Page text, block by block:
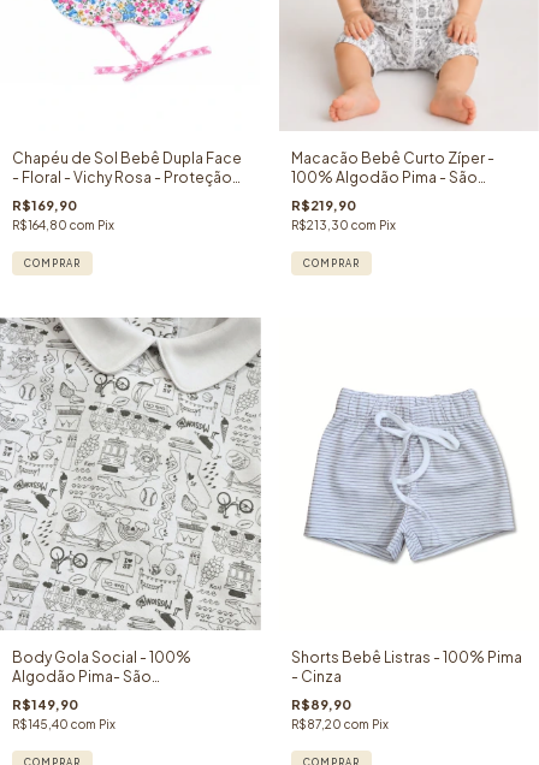
Chapéu de Sol Bebê Dupla Face
- Floral - Vichy Rosa - Proteção
Solar FPU 50+
R$169,90
R$164,80 com Pix
COMPRAR
Macacão Bebê Curto Zíper -
100% Algodão Pima - São
Francisco/Califórnia
R$219,90
R$213,30 com Pix
COMPRAR
Body Gola Social - 100%
Algodão Pima- São
Francisco/Califórnia
R$149,90
R$145,40 com Pix
COMPRAR
Shorts Bebê Listras - 100% Pima
- Cinza
R$89,90
R$87,20 com Pix
COMPRAR